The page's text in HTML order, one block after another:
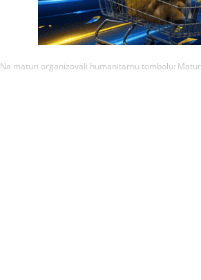
Na maturi organizovali humanitarnu tombolu: